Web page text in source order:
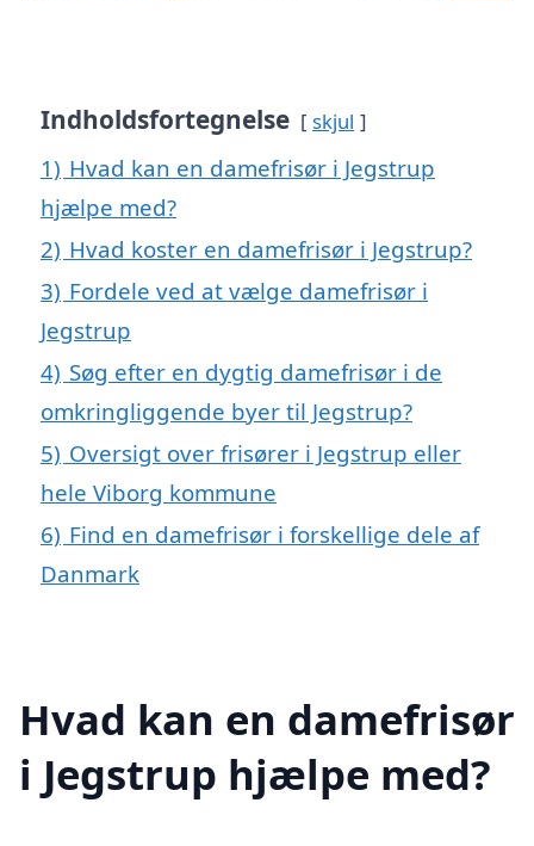
Indholdsfortegnelse skjul
1) Hvad kan en damefrisør i Jegstrup
hjælpe med?
2) Hvad koster en damefrisør i Jegstrup?
3) Fordele ved at vælge damefrisør i
Jegstrup
4) Søg efter en dygtig damefrisør i de
omkringliggende byer til Jegstrup?
5) Oversigt over frisører i Jegstrup eller
hele Viborg kommune
6) Find en damefrisør i forskellige dele af
Danmark
Hvad kan en damefrisør
i Jegstrup hjælpe med?